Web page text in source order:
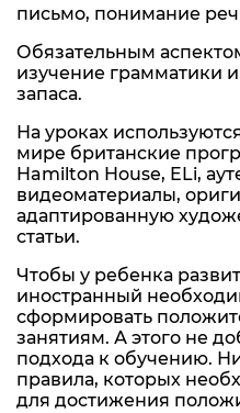
письмо, понимание
Обязательным
изучение грамматики
запаса.
На уроках
мире британские
Hamilton House, ELi,
видеоматериалы,
адаптированную
статьи.
Чтобы у ребенка
иностранный
сформировать
занятиям. А этого не
подхода к обучению.
правила, которых
для достижения